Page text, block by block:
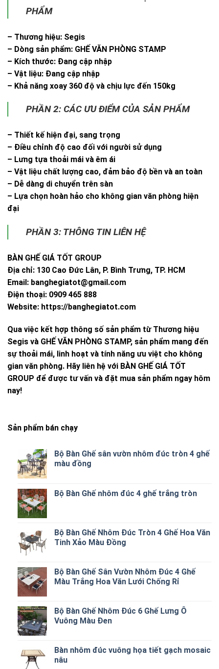
PHẨM
– Thương hiệu: Segis
– Dòng sản phẩm: GHẾ VĂN PHÒNG STAMP
– Kích thước: Đang cập nhập
– Vật liệu: Đang cập nhập
– Khả năng xoay 360 độ và chịu lực đến 150kg
PHẦN 2: CÁC ƯU ĐIỂM CỦA SẢN PHẨM
– Thiết kế hiện đại, sang trọng
– Điều chỉnh độ cao đối với người sử dụng
– Lưng tựa thoải mái và êm ái
– Vật liệu chất lượng cao, đảm bảo độ bền và an toàn
– Dễ dàng di chuyển trên sàn
– Lựa chọn hoàn hảo cho không gian văn phòng hiện
đại
PHẦN 3: THÔNG TIN LIÊN HỆ
BÀN GHẾ GIÁ TỐT GROUP
Địa chỉ: 130 Cao Đức Lân, P. Bình Trưng, TP. HCM
Email: banghegiatot@gmail.com
Điện thoại: 0909 465 888
Website: https://banghegiatot.com
Qua việc kết hợp thông số sản phẩm từ Thương hiệu
Segis và GHẾ VĂN PHÒNG STAMP, sản phẩm mang đến
sự thoải mái, linh hoạt và tính năng ưu việt cho không
gian văn phòng. Hãy liên hệ với BÀN GHẾ GIÁ TỐT
GROUP để được tư vấn và đặt mua sản phẩm ngay hôm
nay!
Sản phẩm bán chạy
Bộ Bàn Ghế sân vườn nhôm đúc tròn 4 ghế
màu đồng
Bộ Bàn Ghế nhôm đúc 4 ghế trắng tròn
Bộ Bàn Ghế Nhôm Đúc Tròn 4 Ghế Hoa Văn
Tinh Xảo Màu Đồng
Bộ Bàn Ghế Sân Vườn Nhôm Đúc 4 Ghế
Màu Trắng Hoa Văn Lưới Chống Rỉ
Bộ Bàn Ghế Nhôm Đúc 6 Ghế Lưng Ô
Vuông Màu Đen
Bàn nhôm đúc vuông họa tiết gạch mosaic
nâu